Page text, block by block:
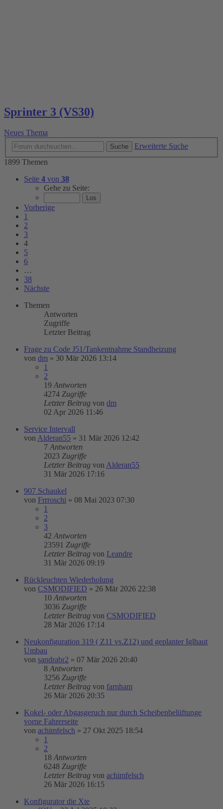
Sprinter 3 (VS30)
Neues Thema
Suche
Erweiterte Suche
1899 Themen
Seite 4 von 38
Gehe zu Seite:
Vorherige
1
2
3
4
5
6
…
38
Nächste
Themen
Antworten
Zugriffe
Letzter Beitrag
Frage zu Code J51/Tankentnahme Standheizung
von dm » 30 Mär 2026 13:14
1
2
19 Antworten
4274 Zugriffe
Letzter Beitrag von dm
02 Apr 2026 11:46
Service Intervall
von Alderan55 » 31 Mär 2026 12:42
7 Antworten
2023 Zugriffe
Letzter Beitrag von Alderan55
31 Mär 2026 17:16
907 Schaukel
von Frrroschi » 08 Mai 2023 07:30
1
2
3
42 Antworten
23591 Zugriffe
Letzter Beitrag von Leandre
31 Mär 2026 09:19
Rückleuchten Wiederholung
von CSMODIFIED » 26 Mär 2026 22:38
10 Antworten
3036 Zugriffe
Letzter Beitrag von CSMODIFIED
28 Mär 2026 17:14
Neukonfiguration 319 ( Z11 vs.Z12) und geplanter Iglhaut
Umbau
von sandrabr2 » 07 Mär 2026 20:40
8 Antworten
3256 Zugriffe
Letzter Beitrag von farnham
26 Mär 2026 20:35
Kokel- oder Abgasgeruch nur durch Scheibenbelüftunge
vorne Fahrerseite
von achimfelsch » 27 Okt 2025 18:54
1
2
18 Antworten
6248 Zugriffe
Letzter Beitrag von achimfelsch
26 Mär 2026 16:15
Konfigurator die Xte